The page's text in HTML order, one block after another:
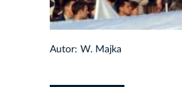
Autor: W. Majka